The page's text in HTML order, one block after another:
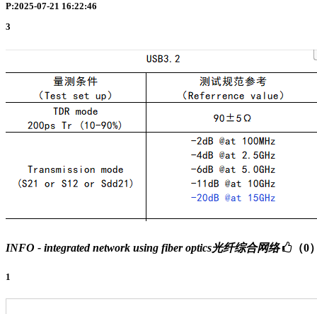
P:2025-07-21 16:22:46
3
INFO - integrated network using fiber optics光纤综合网络 （0
1